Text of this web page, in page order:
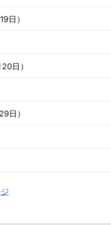
日）
日 ）
日）